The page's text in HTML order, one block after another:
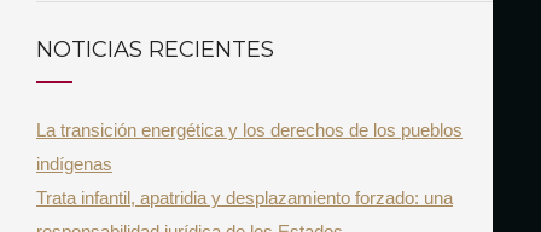
c
f
o
r
NOTICIAS RECIENTES
La transición energética y los derechos de los pueblos
indígenas
Trata infantil, apatridia y desplazamiento forzado: una